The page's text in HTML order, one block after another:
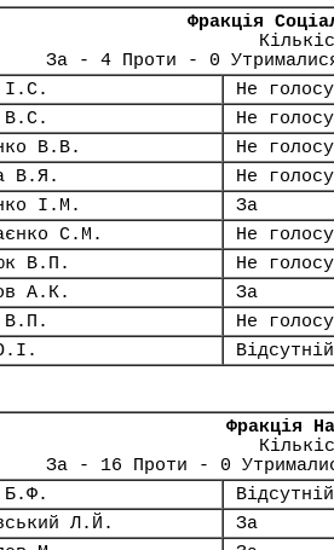
Фракція
За - 4 Проти - 0
І.С.
Не
В.С.
Не
В.В.
Не
В.Я.
Не
І.М.
За
С.М.
Не
В.П.
Не
А.К.
За
В.П.
Не
Відсутній
Фракція
За - 16 Проти - 0
Б.Ф.
Відсутній
Л.Й.
За